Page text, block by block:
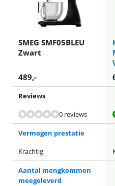
SMEG SMF05BLEU
Zwart
489,-
Reviews
0 reviews
Beoordeling is 9,4 van de 10,
Beoordeling is 9,2 van de 10,
Beoordeling is 9,3 van de 10,
Vermogen prestatie
Krachtig
Aantal mengkommen
meegeleverd